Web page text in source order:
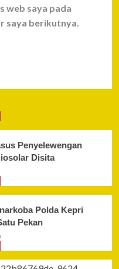
web saya pada
saya berikutnya.
Penyelewengan
Disita
Polda Kepri
Pekan